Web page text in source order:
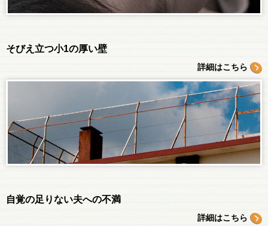
そびえ立つ小1の厚い壁
詳細はこちら
自覚の足りない夫への不満
詳細はこちら